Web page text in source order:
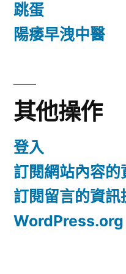
跳蛋
陽痿早洩中醫
其他操作
登入
訂閱網站內容的
訂閱留言的資訊
WordPress.org